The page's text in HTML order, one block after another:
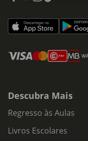
Descubra Mais
Regresso às Aulas
Livros Escolares